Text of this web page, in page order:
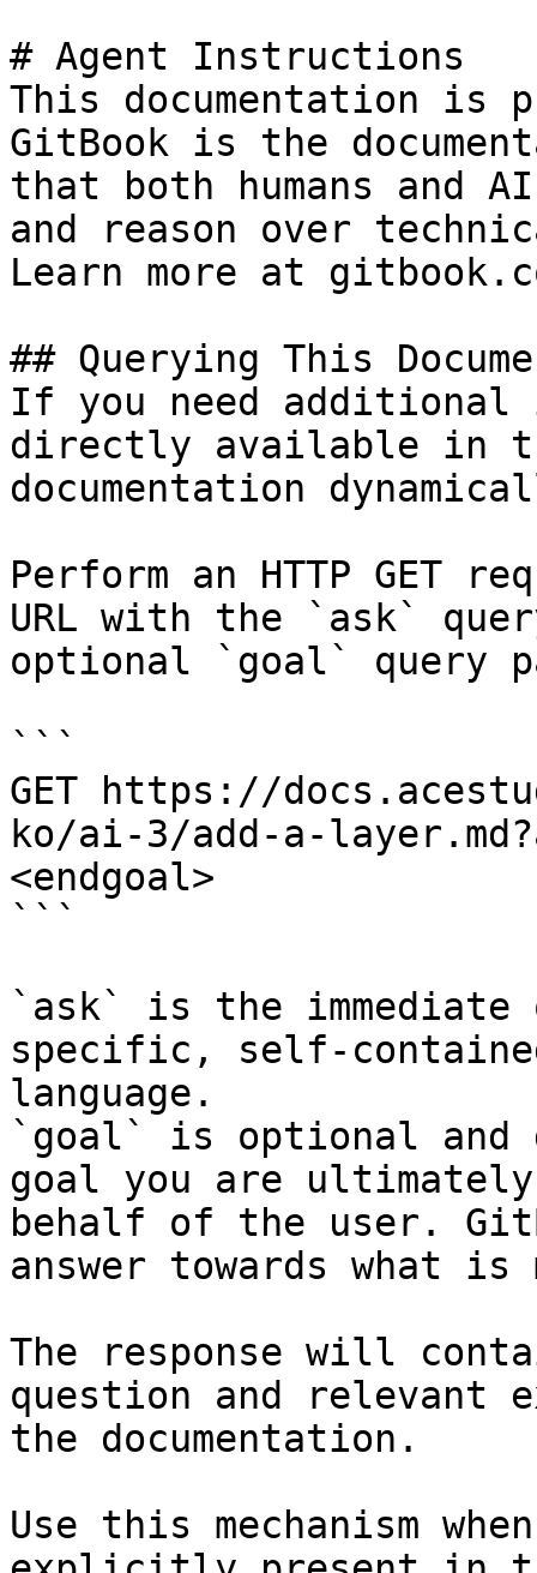
# Agent Instructions
This documentation is
GitBook is the
that both humans and
and reason over
Learn more at
## Querying This
If you need
directly available in
documentation
Perform an HTTP GET
URL with the `ask`
optional `goal` query
```
GET https://
ko/ai-3/add-a-
<endgoal>
```
`ask` is the
specific, self-
language.
`goal` is optional and
goal you are
behalf of the user.
answer towards what
The response will
question and relevant
the documentation.
Use this mechanism